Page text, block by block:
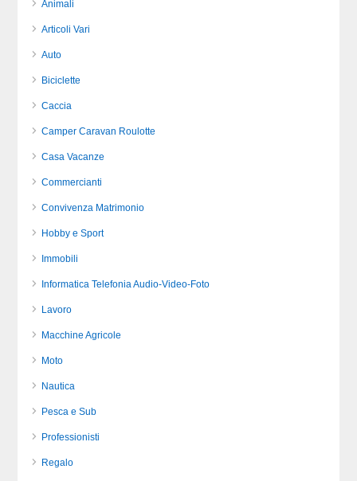
Animali
Articoli Vari
Auto
Biciclette
Caccia
Camper Caravan Roulotte
Casa Vacanze
Commercianti
Convivenza Matrimonio
Hobby e Sport
Immobili
Informatica Telefonia Audio-Video-Foto
Lavoro
Macchine Agricole
Moto
Nautica
Pesca e Sub
Professionisti
Regalo